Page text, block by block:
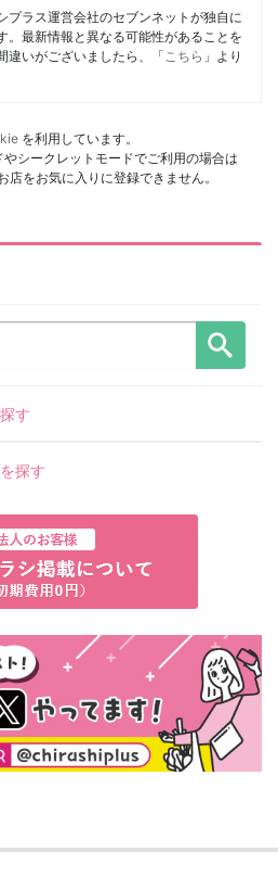
プラス運営会社のセブンネットが独自に
。最新情報と異なる可能性があることを
違いがございましたら、「こちら 」より
を利用しています。
シークレットモードでご利用の場合は
をお気に入りに登録できません。
す
探す